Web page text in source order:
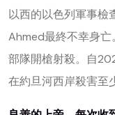
以西的以色列軍事檢
Ahmed最終不幸身亡
部隊開槍射殺。自
在約旦河西岸殺害至